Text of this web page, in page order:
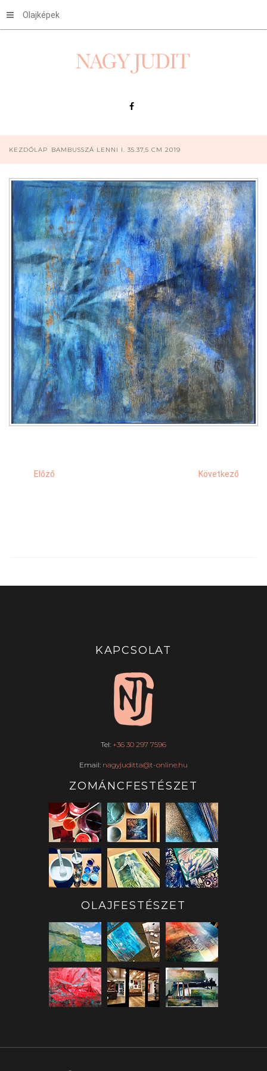
Olajképek
KEZDŐLAP BAMBUSSZÁ LENNI I. 35.37,5 CM 2019
Előző Következő
KAPCSOLAT
Tel: +36 30 297 7596
Email: nagyjuditta@t-online.hu
ZOMÁNCFESTÉSZET
OLAJFESTÉSZET